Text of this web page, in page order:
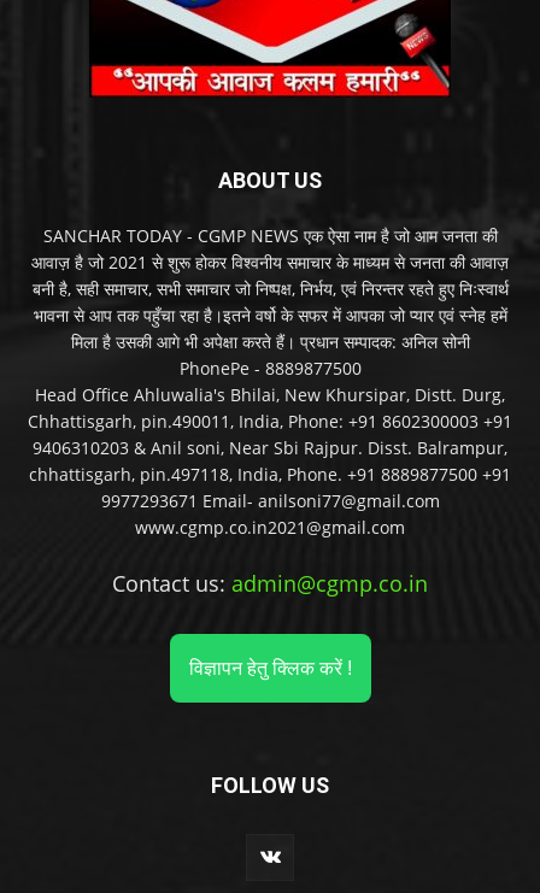
ABOUT US
SANCHAR TODAY - CGMP NEWS एक ऐसा नाम है जो आम जनता की
आवाज़ है जो 2021 से शुरू होकर विश्वनीय समाचार के माध्यम से जनता की आवाज़
बनी है, सही समाचार, सभी समाचार जो निष्पक्ष, निर्भय, एवं निरन्तर रहते हुए निःस्वार्थ
भावना से आप तक पहुँचा रहा है।इतने वर्षो के सफर में आपका जो प्यार एवं स्नेह हमें
मिला है उसकी आगे भी अपेक्षा करते हैं। प्रधान सम्पादक: अनिल सोनी
PhonePe - 8889877500
Head Office Ahluwalia's Bhilai, New Khursipar, Distt. Durg,
Chhattisgarh, pin.490011, India, Phone: +91 8602300003 +91
9406310203 & Anil soni, Near Sbi Rajpur. Disst. Balrampur,
chhattisgarh, pin.497118, India, Phone. +91 8889877500 +91
9977293671 Email- anilsoni77@gmail.com
www.cgmp.co.in2021@gmail.com
Contact us: admin@cgmp.co.in
विज्ञापन हेतु क्लिक करें !
FOLLOW US